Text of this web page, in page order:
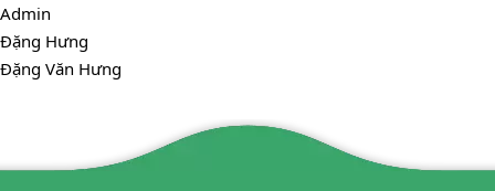
Admin
Đặng Hưng
Đặng Văn Hưng